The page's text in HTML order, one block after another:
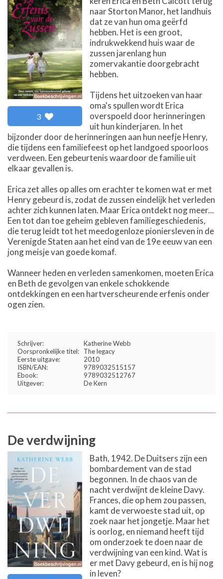
3
naar Storton Manor, het landhuis
dat ze van hun oma geërfd
hebben. Het is een groot,
indrukwekkend huis waar de
zussen jarenlang hun
zomervakantie doorgebracht
hebben.
Tijdens het uitzoeken van haar
oma's spullen wordt Erica
overspoeld door herinneringen
uit hun kinderjaren. In het
bijzonder door de herinneringen aan hun neefje Henry,
die tijdens een familiefeest op het landgoed spoorloos
verdween. Een gebeurtenis waardoor de familie uit
elkaar gevallen is.
Erica zet alles op alles om erachter te komen wat er met
Henry gebeurd is, zodat de zussen eindelijk het verleden
achter zich kunnen laten. Maar Erica ontdekt nog meer...
Een tot dan toe geheim gebleven familiegeschiedenis,
die terug leidt tot het meedogenloze pioniersleven in de
Verenigde Staten aan het eind van de 19e eeuw van een
jong meisje van goede komaf.
Wanneer heden en verleden samenkomen, moeten Erica
en Beth de gevolgen van enkele schokkende
ontdekkingen en een hartverscheurende erfenis onder
ogen zien.
Schrijver:
Katherine Webb
Oorspronkelijke titel:
The legacy
Eerste uitgave:
2010
ISBN/EAN:
9789032515157
Ebook:
9789032512767
Uitgever:
De Kern
De verdwijning
Bath, 1942. De Duitsers zijn een
bombardement van de stad
begonnen. In de chaos van de
nacht verdwijnt de kleine Davy.
Frances, die op hem zou passen,
kamt de verwoeste stad uit, op
zoek naar het jongetje. Maar het
is oorlog, en niemand heeft tijd
om onderzoek te doen naar de
verdwijning van een kind. Wat is
er met Davy gebeurd, en is hij nog
in leven?